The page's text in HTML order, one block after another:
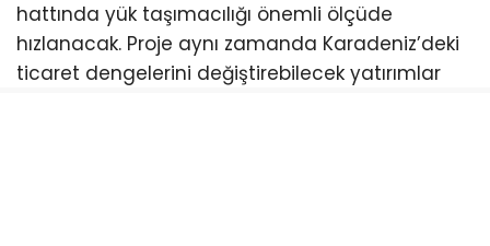
hattında yük taşımacılığı önemli ölçüde
hızlanacak. Proje aynı zamanda Karadeniz’deki
ticaret dengelerini değiştirebilecek yatırımlar